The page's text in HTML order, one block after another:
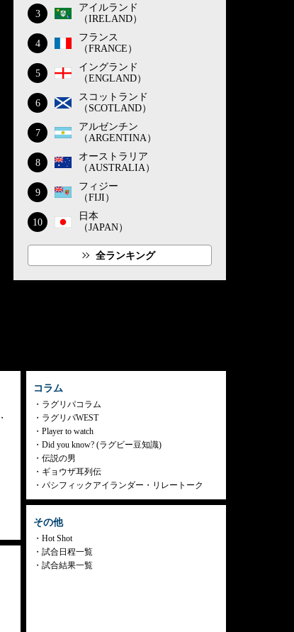
3
アイルランド
（IRELAND）
4
フランス
（FRANCE）
5
イングランド
（ENGLAND）
6
スコットランド
（SCOTLAND）
7
アルゼンチン
（ARGENTINA）
8
オーストラリア
（AUSTRALIA）
9
フィジー
（FIJI）
10
日本
（JAPAN）
全ランキング
コラム
ラグリパコラム
ラグリパWEST
Player to watch
Did you know? (ラグビー豆知識)
伝説の男
ギョウザ耳列伝
パシフィックアイランダー・リレートーク
その他
Hot Shot
試合日程一覧
試合結果一覧